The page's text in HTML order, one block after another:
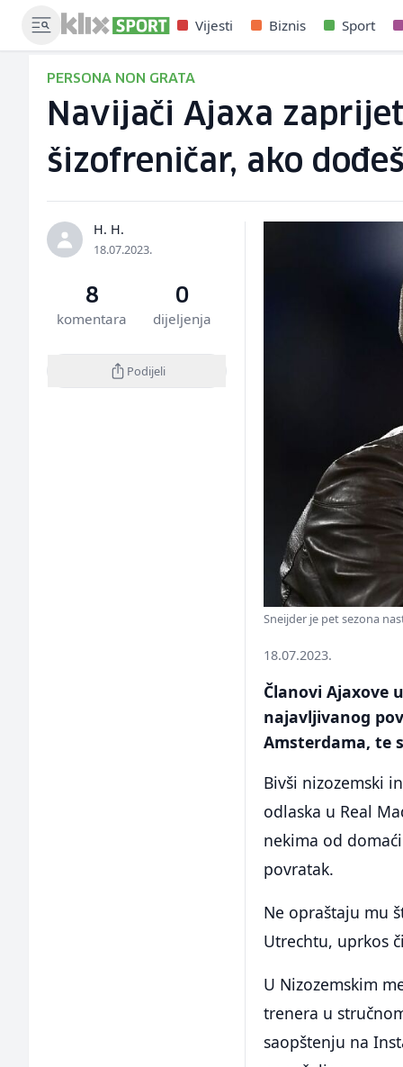
Vijesti Biznis Sport
PERSONA NON GRATA
Navijači Ajaxa
šizofreničar, ako
H. H.
18.07.2023.
8
komentara
0
dijeljenja
Podijeli
Sneijder je pet sezona
18.07.2023.
Članovi Ajaxove
najavljivanog
Amsterdama, te
Bivši nizozemski
odlaska u Real
nekima od
povratak.
Ne opraštaju mu
Utrechtu, uprkos
U Nizozemskim
trenera u
saopštenju na